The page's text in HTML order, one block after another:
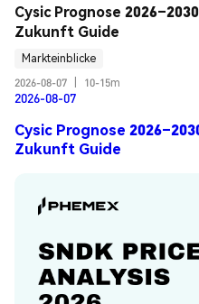
Cysic Prognose
Zukunft Guide
Markteinblicke
2026-08-07
10-15m
2026-08-07
Cysic Prognose
Zukunft Guide